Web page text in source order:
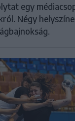
egy
Négy